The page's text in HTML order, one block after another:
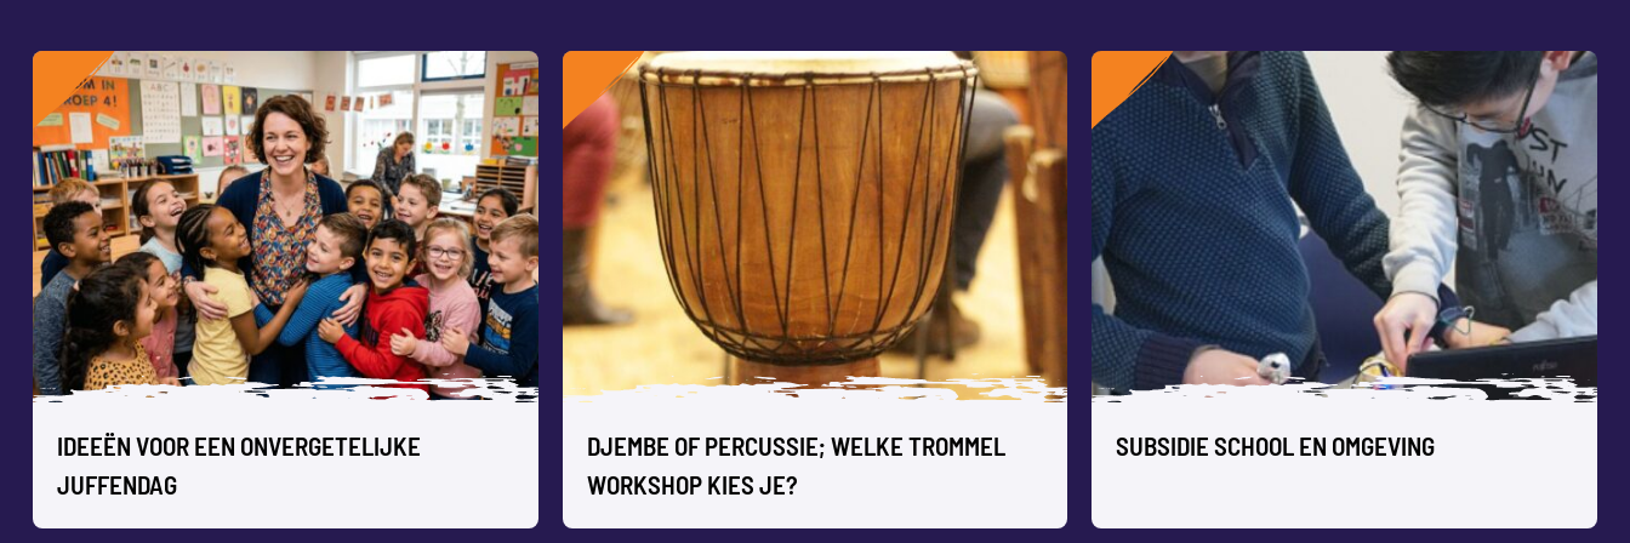
IDEEËN VOOR EEN ONVERGETELIJKE
JUFFENDAG
DJEMBE OF PERCUSSIE; WELKE TROMMEL
WORKSHOP KIES JE?
SUBSIDIE SCHOOL EN OMGEVING